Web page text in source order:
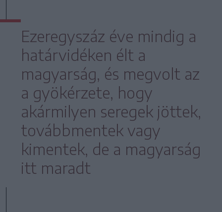
Ezeregyszáz éve mindig a
határvidéken élt a
magyarság, és megvolt az
a gyökérzete, hogy
akármilyen seregek jöttek,
továbbmentek vagy
kimentek, de a magyarság
itt maradt